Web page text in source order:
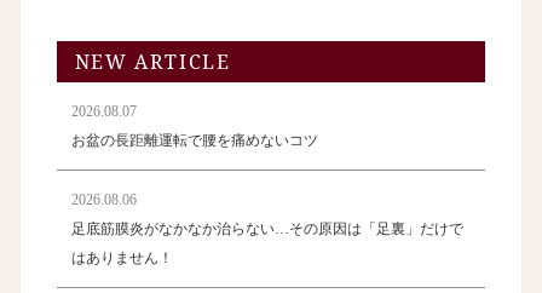
NEW ARTICLE
2026.08.07
お盆の長距離運転で腰を痛めないコツ
2026.08.06
足底筋膜炎がなかなか治らない…その原因は「足裏」だけで
はありません！